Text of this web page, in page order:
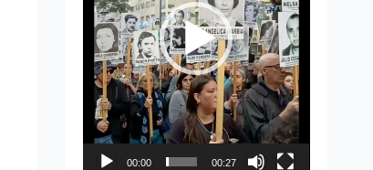
00:00 00:27